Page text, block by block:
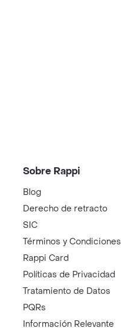
Sobre Rappi
Blog
Derecho de retracto
SIC
Términos y Condiciones
Rappi Card
Políticas de Privacidad
Tratamiento de Datos
PQRs
Información Relevante